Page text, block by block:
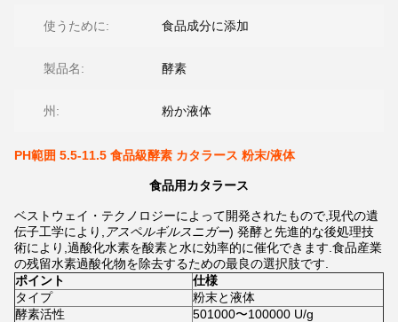
使うために: 食品成分に添加
製品名: 酵素
州: 粉か液体
PH範囲 5.5-11.5 食品級酵素 カタラース 粉末/液体
食品用カタラース
ベストウェイ・テクノロジーによって開発されたもので,現代の遺
伝子工学により,
アスペルギルスニガー) 発酵と先進的な後処理技
術により,過酸化水素を酸素と水に効率的に催化できます.食品産業
の残留水素過酸化物を除去するための最良の選択肢です.
ポイント
仕様
タイプ
粉末と液体
酵素活性
501000〜100000 U/g